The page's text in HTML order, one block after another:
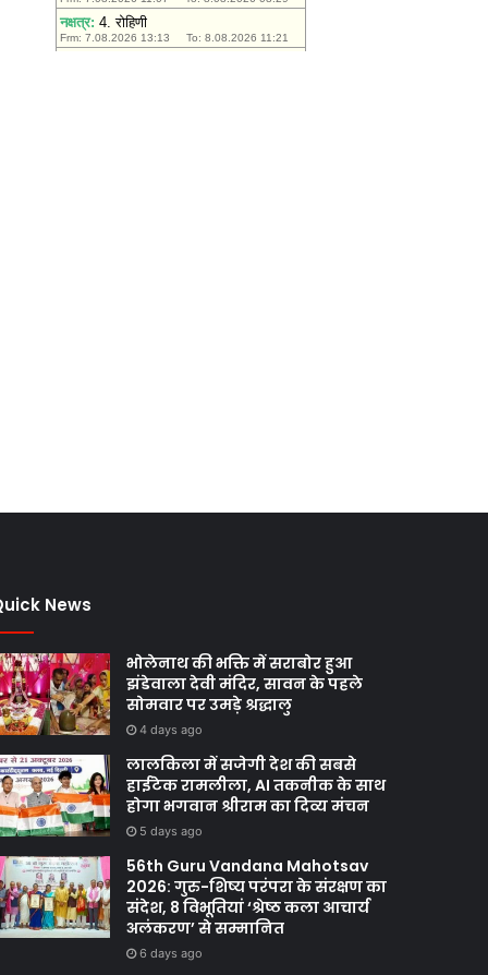
News
भोलेनाथ की भक्ति में सराबोर हुआ
झंडेवाला देवी मंदिर, सावन के पहले
सोमवार पर उमड़े श्रद्धालु
4 days ago
लालकिला में सजेगी देश की सबसे
हाईटेक रामलीला, AI तकनीक के साथ
होगा भगवान श्रीराम का दिव्य मंचन
5 days ago
56th Guru Vandana Mahotsav
2026: गुरु-शिष्य परंपरा के संरक्षण का
संदेश, 8 विभूतियां ‘श्रेष्ठ कला आचार्य
अलंकरण’ से सम्मानित
6 days ago